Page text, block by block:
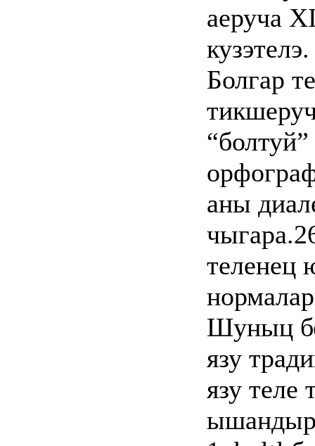
аеруча
кузэтелэ.
Болгар
аны
теленец
Шуныц
язу
язу теле